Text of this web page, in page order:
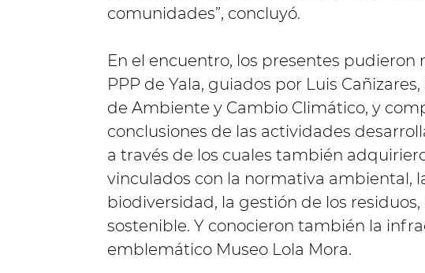
comunidades”, concluyó.
En el encuentro, los presentes pudieron
PPP de Yala, guiados por Luis
de Ambiente y Cambio Climático, y
conclusiones de las actividades
a través de los cuales también
vinculados con la normativa ambiental,
biodiversidad, la gestión de los
sostenible. Y conocieron también la
emblemático Museo Lola Mora.